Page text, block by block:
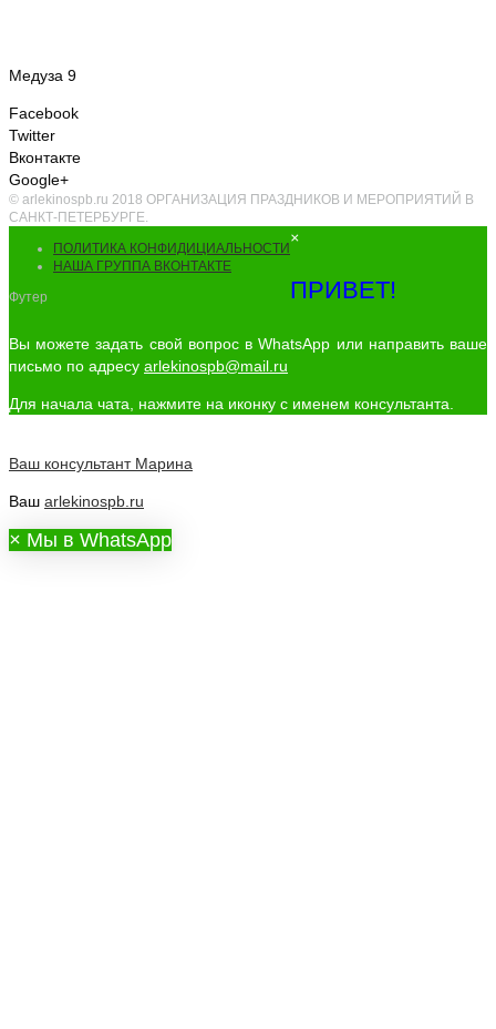
Медуза 9
Facebook
Twitter
Вконтакте
Google+
© arlekinospb.ru 2018 ОРГАНИЗАЦИЯ ПРАЗДНИКОВ И МЕРОПРИЯТИЙ В
САНКТ-ПЕТЕРБУРГЕ.
ПОЛИТИКА КОНФИДИЦИАЛЬНОСТИ
НАША ГРУППА ВКОНТАКТЕ
Футер
×
ПРИВЕТ!
Вы можете задать свой вопрос в WhatsApp или направить ваше
письмо по адресу arlekinospb@mail.ru
Для начала чата, нажмите на иконку с именем консультанта.
Ваш консультант Марина
Ваш arlekinospb.ru
× Мы в WhatsApp